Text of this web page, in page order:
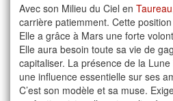
Avec son Milieu du Ciel en Taureau
carrière patiemment. Cette
Elle a grâce à Mars une forte
Elle aura besoin toute sa vie de
capitaliser. La présence de la
une influence essentielle sur ses
C’est son modèle et sa muse.